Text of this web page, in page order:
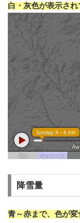
白・灰色が表示され
降雪量
青～赤まで、色が